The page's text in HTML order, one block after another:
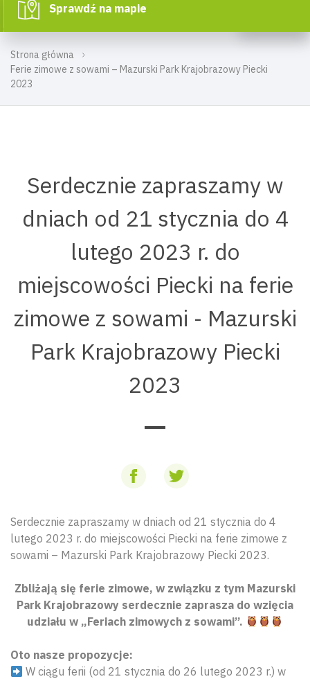
Strona główna
Ferie zimowe z sowami – Mazurski Park Krajobrazowy Piecki
2023
Sprawdź na mapie
Serdecznie zapraszamy w
dniach od 21 stycznia do 4
lutego 2023 r. do
miejscowości Piecki na ferie
zimowe z sowami - Mazurski
Park Krajobrazowy Piecki
2023
Serdecznie zapraszamy w dniach od 21 stycznia do 4
lutego 2023 r. do miejscowości Piecki na ferie zimowe z
sowami – Mazurski Park Krajobrazowy Piecki 2023.
Zbliżają się ferie zimowe, w związku z tym Mazurski
Park Krajobrazowy serdecznie zaprasza do wzięcia
udziału w „Feriach zimowych z sowami”.
Oto nasze propozycje:
W ciągu ferii (od 21 stycznia do 26 lutego 2023 r.) w